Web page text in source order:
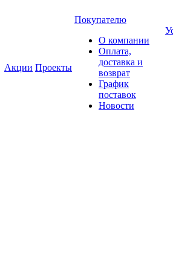
Акции Проекты
Покупателю
О компании
Оплата,
доставка и
возврат
График
поставок
Новости